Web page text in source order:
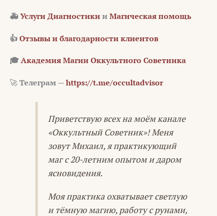
🚑Услуги ДиагностикииМагическая помощь
👍Отзывы и благодарности клиентов
🎓Академия Магии Оккультного Советника
🚀Телеграм —https://t.me/occultadvisor
Приветствую всех на моём канале
«Оккультный Советник»! Меня
зовут Михаил, я практикующий
маг с 20-летним опытом и даром
ясновидения.
Моя практика охватывает светлую
и тёмную магию, работу с рунами,